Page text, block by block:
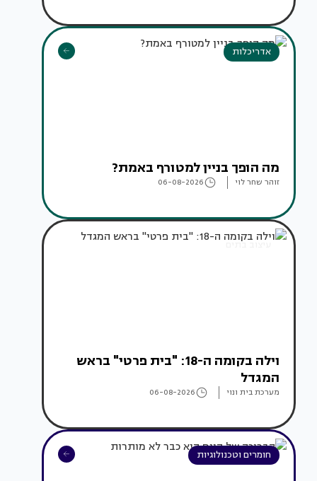
אדריכלות
מה הופך בניין למטורף באמת?
זוהר שחר לוי 06-08-2026
עיצוב בתים
וילה בקומה ה-18: "בית פרטי" בראש
המגדל
מערכת בית ונוי 06-08-2026
חומרים וטכנולוגיות